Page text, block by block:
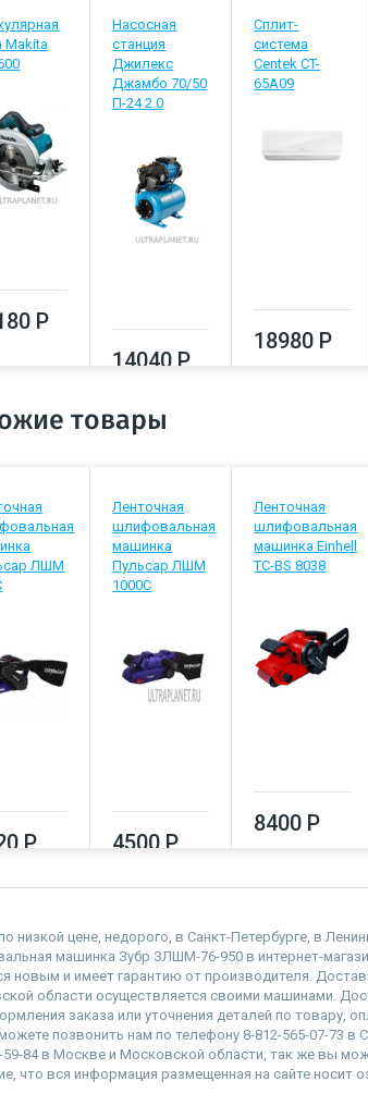
Makita
Р
Насосная
станция
Джилекс
Джамбо 70/50
П-24 2.0
14040 Р
Сплит-
система
Centek CT-
65A09
18980 Р
товары
ЛШМ
Р
Ленточная
шлифовальная
машинка
Пульсар ЛШМ
1000C
4500 Р
Ленточная
шлифовальная
машинка Einhell
TC-BS 8038
8400 Р
низкой цене, недорого, в Санкт-Петербурге, в
машинка Зубр ЗЛШМ-76-950 в интернет-
новым и имеет гарантию от производителя.
области осуществляется своими машинами.
заказа или уточнения деталей по товару,
позвонить нам по телефону 8-812-565-07-73 в
59-84 в Москве и Московской области, так же вы
что вся информация размещенная на сайте носит